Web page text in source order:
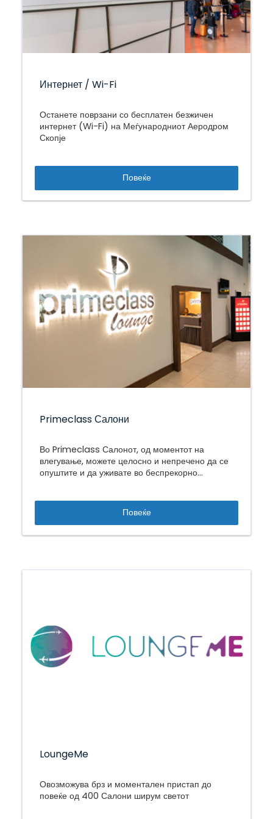
Интернет / Wi-Fi
Останете поврзани со бесплатен безжичен
интернет (Wi-Fi) на Меѓународниот Аеродром
Скопје
Повеќе
Primeclass Салони
Во Primeclass Салонот, од моментот на
влегување, можете целосно и непречено да се
опуштите и да уживате во беспрекорно
Повеќе
LoungeMe
Овозможува брз и моментален пристап до
повеќе од 400 Салони ширум светот